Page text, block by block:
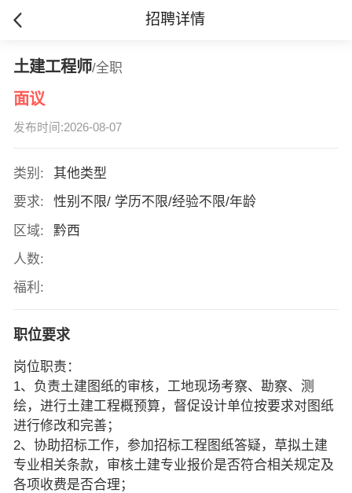
招聘详情
土建工程师/全职
面议
发布时间:2026-08-07
类别:
其他类型
要求:
性别不限/ 学历不限/经验不限/年龄
区域:
黔西
人数:
福利:
职位要求
岗位职责：
1、负责土建图纸的审核，工地现场考察、勘察、测
绘，进行土建工程概预算，督促设计单位按要求对图纸
进行修改和完善；
2、协助招标工作，参加招标工程图纸答疑，草拟土建
专业相关条款，审核土建专业报价是否符合相关规定及
各项收费是否合理；